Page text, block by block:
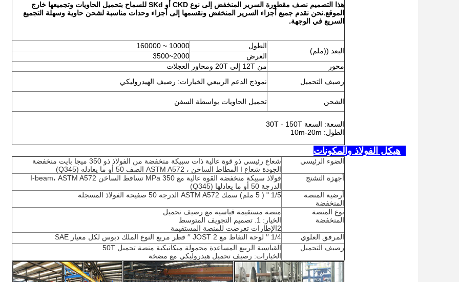
هذا التصميم نصف مقطورة السرير المنخفض إلى نوع CKD أو SKd للسماح بتحميل الحاويات وتجميعها خارج
الموقع.نحن نقدم جميع أجزاء السرير المنخفض ونقسمها إلى أجزاء وحدات مناسبة لشحن حاوية وسهلة التجميع
السريع في الوجهة.
البعد ((ملم)
الطول
10000 ~ 160000
العرض
2000~3500
محور
من 12T إلى 20T ومحاور العجلات
رصيف التحميل
نموذج الدعم الربيعي الخيارات: رصيف الهيدروليكي
الشحن تحميل الحاويات بواسطة السفن
السعة: السعة 30T - 150T
الطول: 10m-20m
الضوء الرئيسي
شعاع رئيسي ذو قوة عالية ذات سبيكة منخفضة من الفولاذ ذو 350 ميجا بايت منخفضة
الجودة شعاع I المطاط الساخن ، ASTM A572 الصف 50 أو ما يعادله (Q345)
أجهزة التشنج
فولاذ سبيكة منخفضة القوة عالية مع 350 MPa تساقط الساخن I-beam، ASTM A572
الدرجة 50 أو ما يعادلها (Q345)
أرضية المنصة
المنخفضة
1/5 " ( 5 ملم) سمك ASTM A572 الدرجة 50 صفيحة الفولاذ المسجلة
نوع المنصة
المنخفضة
منصة مستقيمة قياسية مع رصيف تحميل
الخيار: 1. تصميم التجويف المتوسط
2الإطارات تعرضت للمنصة المستقيمة
المرفق العلوي
1/4 ′′ لوحة التقاط مع JOST 2 ′′ قطر مربع النوع الملك دبوس لكل معيار SAE
رصيف التحميل
القياسية الربيع المساعدة محمولة ميكانيكية منصة تحميل 50T
الخيارات: رصيف تحميل هيدروليكي مع مضخة